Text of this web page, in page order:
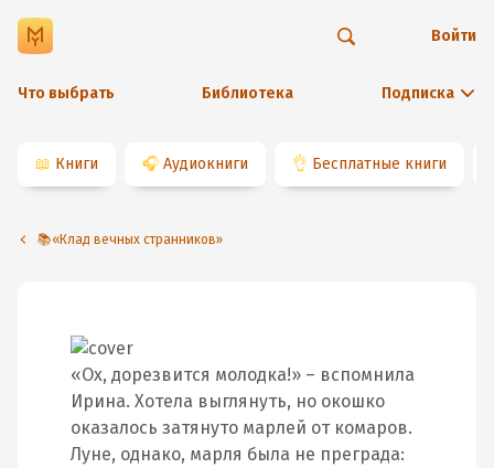
Что выбрать Библиотека Подписка
Войти
📖 Книги 🎧 Аудиокниги 👌 Бесплатные книги
📚«Клад вечных странников»
«Ох, дорезвится молодка!» – вспомнила
Ирина. Хотела выглянуть, но окошко
оказалось затянуто марлей от комаров.
Луне, однако, марля была не преграда: